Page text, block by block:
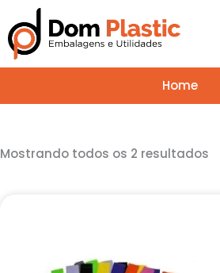
para
conteúdo
Home
Mostrando todos os 2 resultados